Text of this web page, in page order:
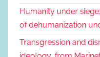
Humanity under
of dehumanization
Transgression and